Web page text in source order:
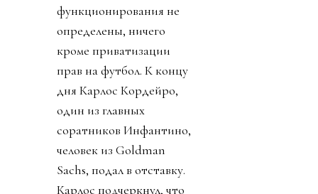
функционирования не
определены, ничего
кроме приватизации
прав на футбол. К концу
дня Карлос Кордейро,
один из главных
соратников Инфантино,
человек из Goldman
Sachs, подал в отставку.
Карлос подчеркнул, что